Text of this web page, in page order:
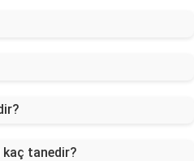
kaç tanedir?